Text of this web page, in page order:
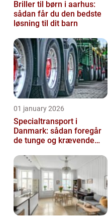
Briller til børn i aarhus:
sådan får du den bedste
løsning til dit barn
01 january 2026
Specialtransport i
Danmark: sådan foregår
de tunge og krævende